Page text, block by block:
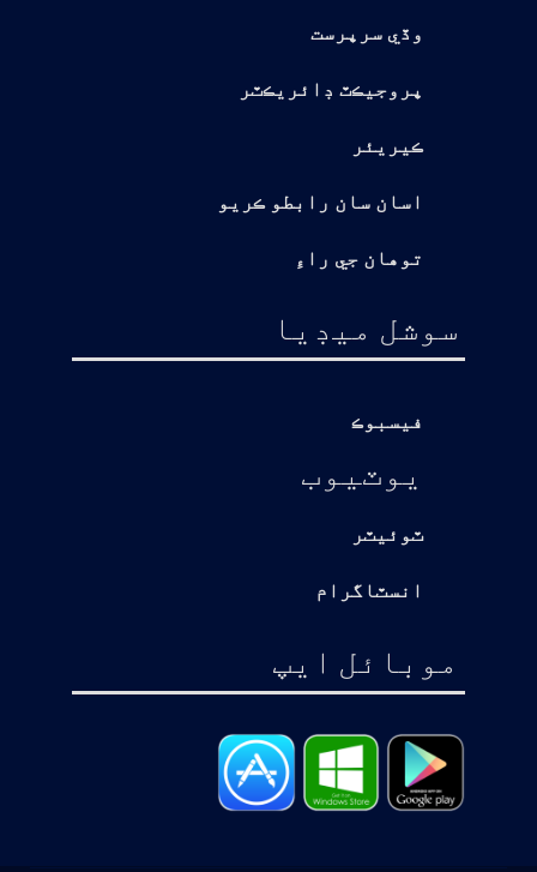
وڏي سرپرست
پروجيڪٽ ڊائريڪٽر
ڪيريئر
اسان سان رابطو ڪريو
توهان جي راءِ
سوشل ميڊيا
فيسبوڪ
يوٽيوب
ٽوئيٽر
انسٽاگرام
موبائل ايپ